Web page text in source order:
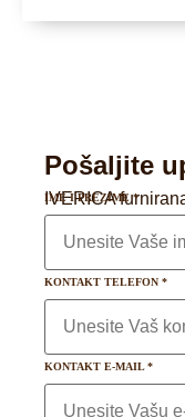
Pošaljite
IVERICA
IME I PREZIME*
KONTAKT TELEFON *
KONTAKT E-MAIL*